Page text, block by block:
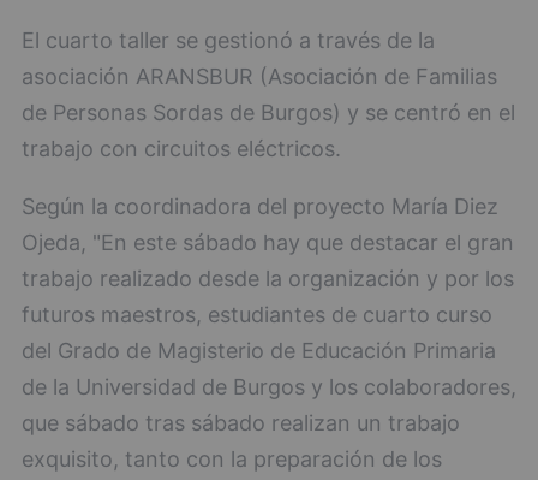
El cuarto taller se gestionó a través de la
asociación ARANSBUR (Asociación de Familias
de Personas Sordas de Burgos) y se centró en el
trabajo con circuitos eléctricos.
Según la coordinadora del proyecto María Diez
Ojeda, "En este sábado hay que destacar el gran
trabajo realizado desde la organización y por los
futuros maestros, estudiantes de cuarto curso
del Grado de Magisterio de Educación Primaria
de la Universidad de Burgos y los colaboradores,
que sábado tras sábado realizan un trabajo
exquisito, tanto con la preparación de los